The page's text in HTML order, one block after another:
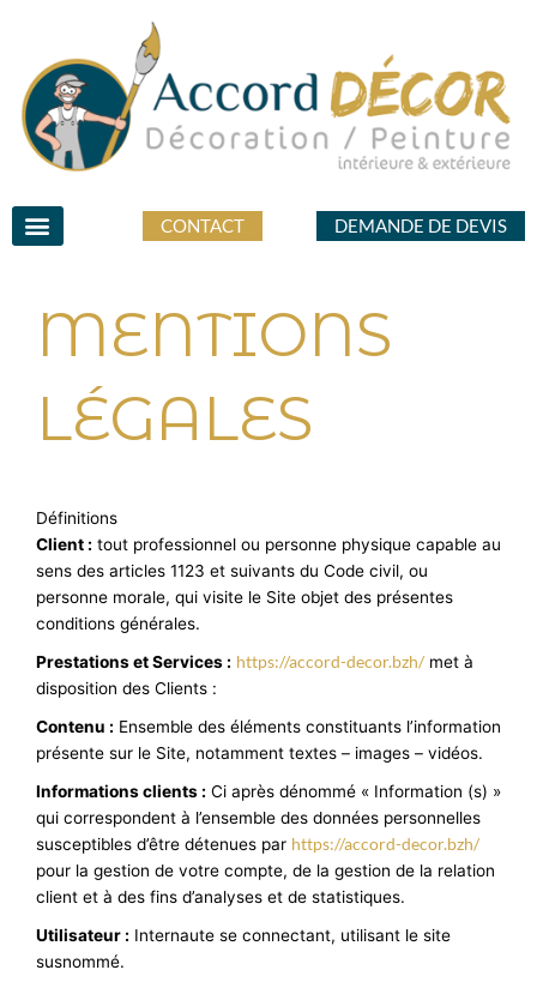
contenu
CONTACT DEMANDE DE DEVIS
MENTIONS
LÉGALES
Définitions
Client : tout professionnel ou personne physique capable au
sens des articles 1123 et suivants du Code civil, ou
personne morale, qui visite le Site objet des présentes
conditions générales.
Prestations et Services : https://accord-decor.bzh/ met à
disposition des Clients :
Contenu : Ensemble des éléments constituants l’information
présente sur le Site, notamment textes – images – vidéos.
Informations clients : Ci après dénommé « Information (s) »
qui correspondent à l’ensemble des données personnelles
susceptibles d’être détenues par https://accord-decor.bzh/
pour la gestion de votre compte, de la gestion de la relation
client et à des fins d’analyses et de statistiques.
Utilisateur : Internaute se connectant, utilisant le site
susnommé.